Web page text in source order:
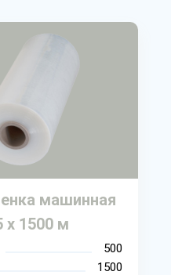
машинная
х 1500 м
500
1500